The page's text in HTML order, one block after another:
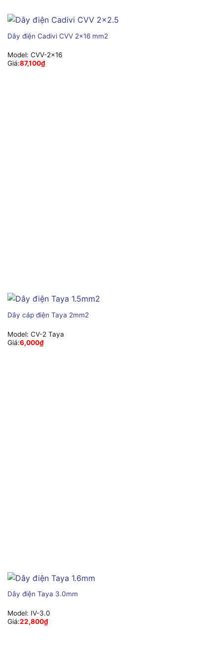
Dây điện Cadivi CVV 2×16 mm2
Model: CVV-2×16
Giá:87,100₫
Dây cáp điện Taya 2mm2
Model: CV-2 Taya
Giá:6,000₫
Dây điện Taya 3.0mm
Model: IV-3.0
Giá:22,800₫